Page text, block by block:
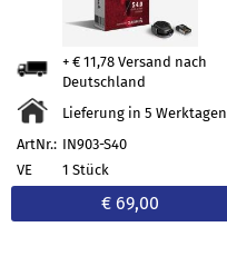
+ € 11,78 Versand nach
Deutschland
Lieferung in 5 Werktagen
ArtNr.: IN903-S40
VE
1 Stück
€ 69,00